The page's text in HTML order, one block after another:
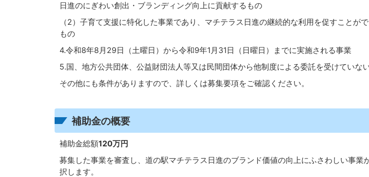
日進のにぎわい創出・ブランディング向上に貢献するもの
（2）子育て支援に特化した事業であり、マチテラス日進の継続的な利用を促すことが
もの
4.令和8年8月29日（土曜日）から令和9年1月31日（日曜日）までに実施される事業
5.国、地方公共団体、公益財団法人等又は民間団体から他制度による委託を受けていな
その他にも条件がありますので、詳しくは募集要項をご確認ください。
補助金の概要
補助金総額120万円
募集した事業を審査し、道の駅マチテラス日進のブランド価値の向上にふさわしい事業
択します。